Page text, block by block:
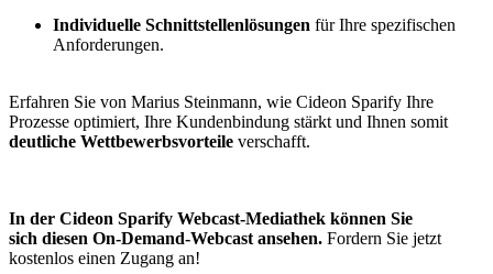
Individuelle Schnittstellenlösungen für Ihre spezifischen
Anforderungen.
Erfahren Sie von Marius Steinmann, wie Cideon Sparify Ihre
Prozesse optimiert, Ihre Kundenbindung stärkt und Ihnen somit
deutliche Wettbewerbsvorteile verschafft.
In der Cideon Sparify Webcast-Mediathek können Sie
sich diesen On-Demand-Webcast ansehen. Fordern Sie jetzt
kostenlos einen Zugang an!